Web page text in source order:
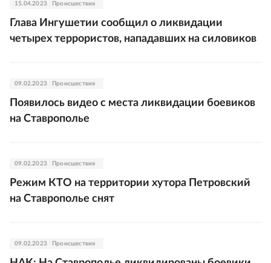
15.04.2023 Происшествия
Глава Ингушетии сообщил о ликвидации
четырех террористов, нападавших на силовиков
09.02.2023 Происшествия
Появилось видео с места ликвидации боевиков
на Ставрополье
09.02.2023 Происшествия
Режим КТО на территории хутора Петровский
на Ставрополье снят
09.02.2023 Происшествия